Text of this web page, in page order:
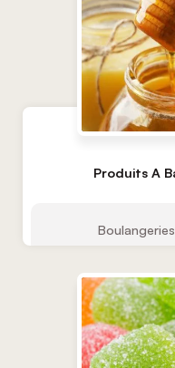
Produits A